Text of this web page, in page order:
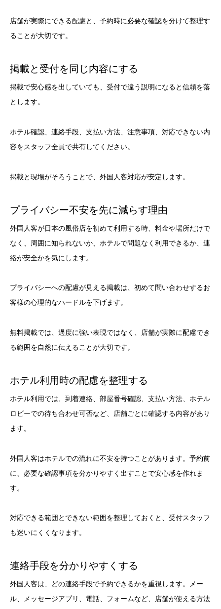
店舗が実際にできる配慮と、予約時に必要な確認を分けて整理す
ることが大切です。
掲載と受付を同じ内容にする
掲載で安心感を出していても、受付で違う説明になると信頼を落
とします。
ホテル確認、連絡手段、支払い方法、注意事項、対応できない内
容をスタッフ全員で共有してください。
掲載と現場がそろうことで、外国人客対応が安定します。
プライバシー不安を先に減らす理由
外国人客が日本の風俗店を初めて利用する時、料金や場所だけで
なく、周囲に知られないか、ホテルで問題なく利用できるか、連
絡が安全かを気にします。
プライバシーへの配慮が見える掲載は、初めて問い合わせするお
客様の心理的なハードルを下げます。
無料掲載では、過度に強い表現ではなく、店舗が実際に配慮でき
る範囲を自然に伝えることが大切です。
ホテル利用時の配慮を整理する
ホテル利用では、到着連絡、部屋番号確認、支払い方法、ホテル
ロビーでの待ち合わせ可否など、店舗ごとに確認する内容があり
ます。
外国人客はホテルでの流れに不安を持つことがあります。予約前
に、必要な確認事項を分かりやすく出すことで安心感を作れま
す。
対応できる範囲とできない範囲を整理しておくと、受付スタッフ
も迷いにくくなります。
連絡手段を分かりやすくする
外国人客は、どの連絡手段で予約できるかを重視します。メー
ル、メッセージアプリ、電話、フォームなど、店舗が使える方法